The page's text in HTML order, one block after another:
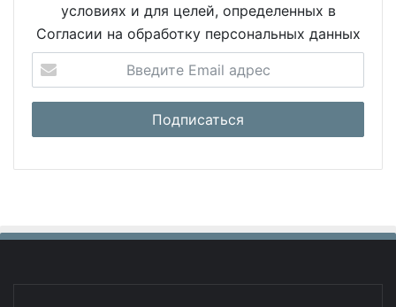
условиях и для целей, определенных в
Согласии на обработку персональных данных